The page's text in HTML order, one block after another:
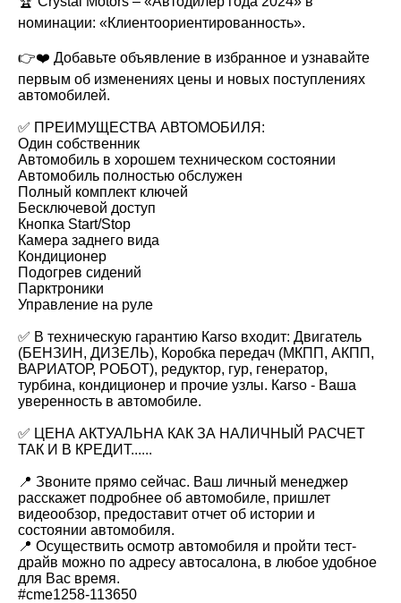
номинации: «Клиентоориентированность».
👉❤️ Добавьте объявление в избранное и узнавайте
первым об изменениях цены и новых поступлениях
автомобилей.
✅ ПРЕИМУЩЕСТВА АВТОМОБИЛЯ:
Один собственник
Автомобиль в хорошем техническом состоянии
Автомобиль полностью обслужен
Полный комплект ключей
Бесключевой доступ
Кнопка Start/Stop
Камера заднего вида
Кондиционер
Подогрев сидений
Парктроники
Управление на руле
✅ В техническую гарантию Каrsо входит: Двигатель
(БЕНЗИН, ДИЗЕЛЬ), Коробка передач (МКПП, АКПП,
ВАРИАТОР, РОБОТ), редуктор, гур, генератор,
турбина, кондиционер и прочие узлы. Каrsо - Ваша
уверенность в автомобиле.
✅ ЦЕНА АКТУАЛЬНА КАК ЗА НАЛИЧНЫЙ РАСЧЕТ
ТАК И В КРЕДИТ......
📍 Звоните прямо сейчас. Ваш личный менеджер
расскажет подробнее об автомобиле, пришлет
видеообзор, предоставит отчет об истории и
состоянии автомобиля.
📍 Осуществить осмотр автомобиля и пройти тест-
драйв можно по адресу автосалона, в любое удобное
для Вас время.
#cme1258-113650